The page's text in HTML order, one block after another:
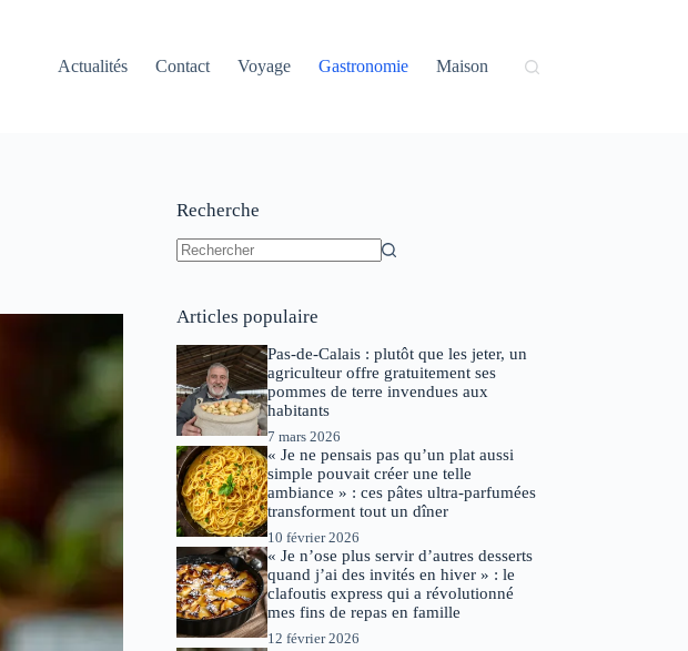
Actualités
Contact Voyage Gastronomie Maison
Recherche
Articles populaire
Pas-de-Calais : plutôt que les jeter, un
agriculteur offre gratuitement ses
pommes de terre invendues aux
habitants
7 mars 2026
« Je ne pensais pas qu’un plat aussi
simple pouvait créer une telle
ambiance » : ces pâtes ultra-parfumées
transforment tout un dîner
10 février 2026
« Je n’ose plus servir d’autres desserts
quand j’ai des invités en hiver » : le
clafoutis express qui a révolutionné
mes fins de repas en famille
12 février 2026